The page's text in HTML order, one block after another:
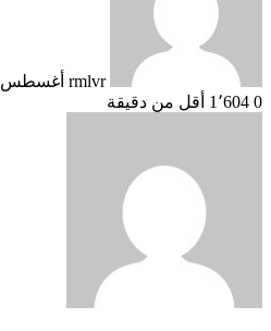
rmlvr أغسطس 20, 2021
0
أقل من دقيقة